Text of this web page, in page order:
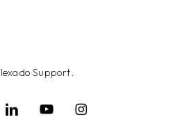
Support.
linkedin youtubeinstagram